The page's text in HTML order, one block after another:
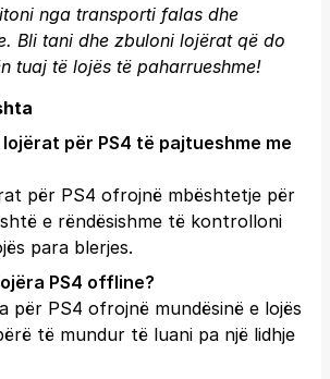
nga transporti falas dhe
Bli tani dhe zbuloni lojërat që do
tuaj të lojës të paharrueshme!
për PS4 të pajtueshme me
për PS4 ofrojnë mbështetje për
e rëndësishme të kontrolloni
para blerjes.
PS4 offline?
për PS4 ofrojnë mundësinë e lojës
të mundur të luani pa një lidhje